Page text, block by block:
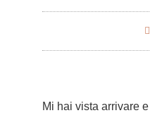
Mi hai vista arrivare